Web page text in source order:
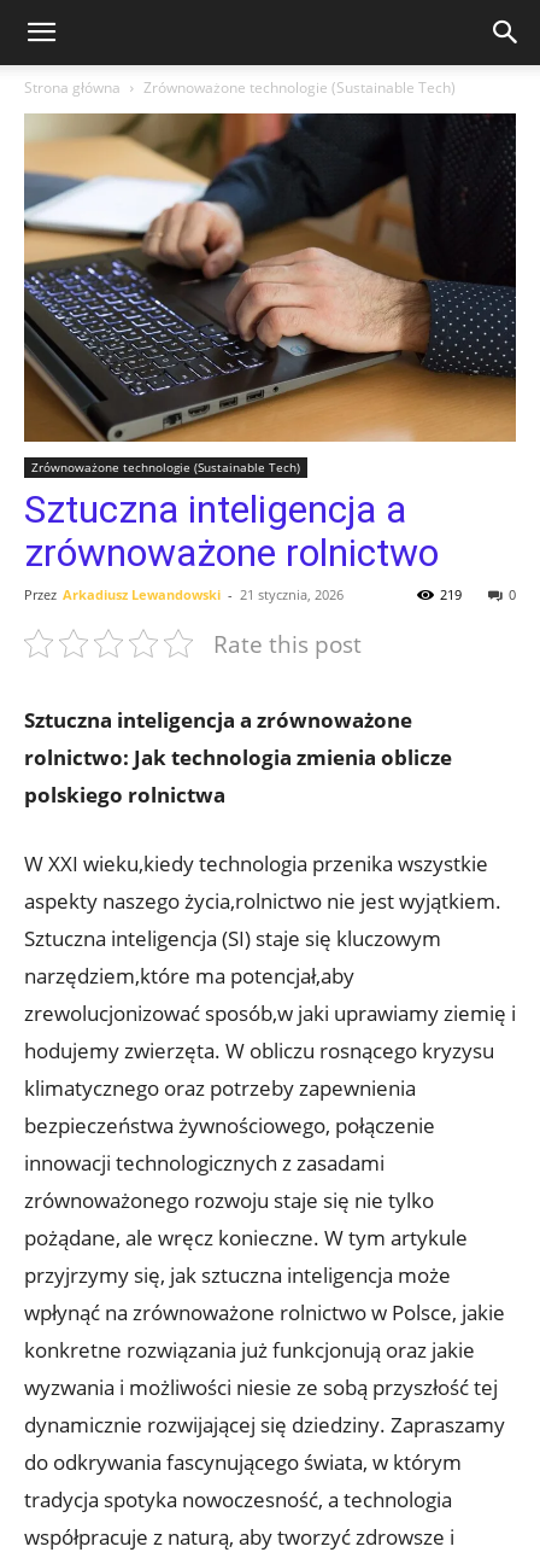
Strona główna Zrównoważone technologie (Sustainable Tech)
Zrównoważone technologie (Sustainable Tech)
Sztuczna inteligencja a
zrównoważone rolnictwo
Przez Arkadiusz Lewandowski - 21 stycznia, 2026 0
219
Rate this post
Sztuczna inteligencja a zrównoważone
rolnictwo: Jak technologia zmienia oblicze
polskiego rolnictwa
W XXI wieku,kiedy technologia przenika wszystkie
aspekty naszego życia,rolnictwo nie jest wyjątkiem.
Sztuczna inteligencja (SI) staje się kluczowym
narzędziem,które ma potencjał,aby
zrewolucjonizować sposób,w jaki uprawiamy ziemię i
hodujemy zwierzęta. W obliczu rosnącego kryzysu
klimatycznego oraz potrzeby zapewnienia
bezpieczeństwa żywnościowego, połączenie
innowacji technologicznych z zasadami
zrównoważonego rozwoju staje się nie tylko
pożądane, ale wręcz konieczne. W tym artykule
przyjrzymy się, jak sztuczna inteligencja może
wpłynąć na zrównoważone rolnictwo w Polsce, jakie
konkretne rozwiązania już funkcjonują oraz jakie
wyzwania i możliwości niesie ze sobą przyszłość tej
dynamicznie rozwijającej się dziedziny. Zapraszamy
do odkrywania fascynującego świata, w którym
tradycja spotyka nowoczesność, a technologia
współpracuje z naturą, aby tworzyć zdrowsze i